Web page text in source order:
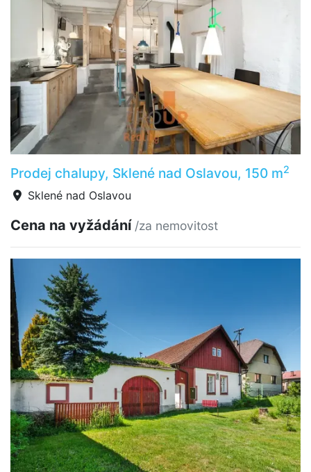
Prodej chalupy, Sklené nad Oslavou, 150 m2
Sklené nad Oslavou
Cena na vyžádání /za nemovitost